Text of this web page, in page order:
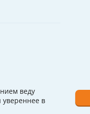
веду
увереннее в